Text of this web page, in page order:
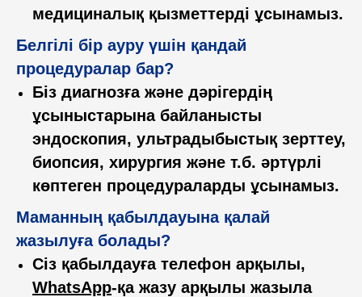
медициналық қызметтерді ұсынамыз.
Белгілі бір ауру үшін қандай
процедуралар бар?
Біз диагнозға және дәрігердің
ұсыныстарына байланысты
эндоскопия, ультрадыбыстық зерттеу,
биопсия, хирургия және т.б. әртүрлі
көптеген процедураларды ұсынамыз.
Маманның қабылдауына қалай
жазылуға болады?
Сіз қабылдауға телефон арқылы,
WhatsApp-қа жазу арқылы жазыла